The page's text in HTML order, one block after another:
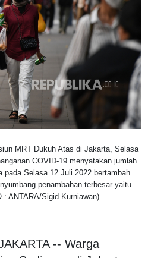
MRT Dukuh Atas di Jakarta, Selasa
COVID-19 menyatakan jumlah
pada Selasa 12 Juli 2022 bertambah
penambahan terbesar yaitu
: ANTARA/Sigid Kurniawan)
-- Warga